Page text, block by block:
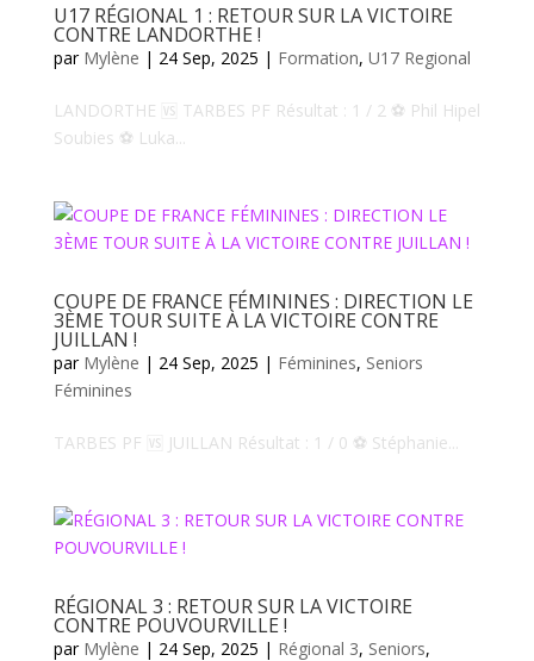
U17 RÉGIONAL 1 : RETOUR SUR LA VICTOIRE
CONTRE LANDORTHE !
par Mylène | 24 Sep, 2025 | Formation, U17 Regional
LANDORTHE 🆚 TARBES PF Résultat : 1 / 2 ⚽️ Phil Hipel
Soubies ⚽️ Luka...
COUPE DE FRANCE FÉMININES : DIRECTION LE
3ÈME TOUR SUITE À LA VICTOIRE CONTRE
JUILLAN !
par Mylène | 24 Sep, 2025 | Féminines, Seniors
Féminines
TARBES PF 🆚 JUILLAN Résultat : 1 / 0 ⚽️ Stéphanie...
RÉGIONAL 3 : RETOUR SUR LA VICTOIRE
CONTRE POUVOURVILLE !
par Mylène | 24 Sep, 2025 | Régional 3, Seniors,